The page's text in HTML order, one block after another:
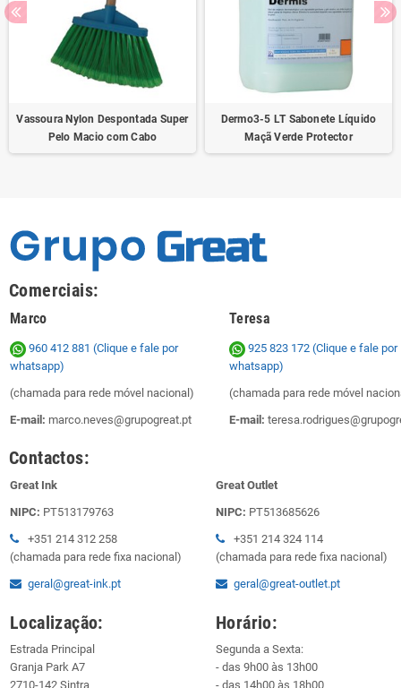
Vassoura Nylon Despontada Super
Pelo Macio com Cabo
Dermo3-5 LT Sabonete Líquido
Maçã Verde Protector
Comerciais:
Marco Teresa
960 412 881 (Clique e fale por
whatsapp)
(chamada para rede móvel nacional)
E-mail: marco.neves@grupogreat.pt
925 823 172 (Clique e fale por
whatsapp)
(chamada para rede móvel
E-mail:
Contactos:
Great Ink
NIPC: PT513179763
+351 214 312 258
(chamada para rede fixa nacional)
geral@great-ink.pt
Great Outlet
NIPC: PT513685626
+351 214 324 114
(chamada para rede fixa nacional)
geral@great-outlet.pt
Localização:
Estrada Principal
Granja Park A7
2710-142 Sintra
Horário:
Segunda a Sexta:
- das 9h00 às 13h00
- das 14h00 às 18h00